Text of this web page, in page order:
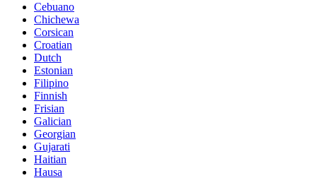
Cebuano
Chichewa
Corsican
Croatian
Dutch
Estonian
Filipino
Finnish
Frisian
Galician
Georgian
Gujarati
Haitian
Hausa